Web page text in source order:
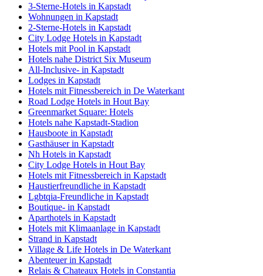
3-Sterne-Hotels in Kapstadt
Wohnungen in Kapstadt
2-Sterne-Hotels in Kapstadt
City Lodge Hotels in Kapstadt
Hotels mit Pool in Kapstadt
Hotels nahe District Six Museum
All-Inclusive- in Kapstadt
Lodges in Kapstadt
Hotels mit Fitnessbereich in De Waterkant
Road Lodge Hotels in Hout Bay
Greenmarket Square: Hotels
Hotels nahe Kapstadt-Stadion
Hausboote in Kapstadt
Gasthäuser in Kapstadt
Nh Hotels in Kapstadt
City Lodge Hotels in Hout Bay
Hotels mit Fitnessbereich in Kapstadt
Haustierfreundliche in Kapstadt
Lgbtqia-Freundliche in Kapstadt
Boutique- in Kapstadt
Aparthotels in Kapstadt
Hotels mit Klimaanlage in Kapstadt
Strand in Kapstadt
Village & Life Hotels in De Waterkant
Abenteuer in Kapstadt
Relais & Chateaux Hotels in Constantia